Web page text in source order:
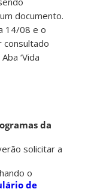
documento.
14/08 e o
consultado
‘Vida
da
solicitar a
o
de